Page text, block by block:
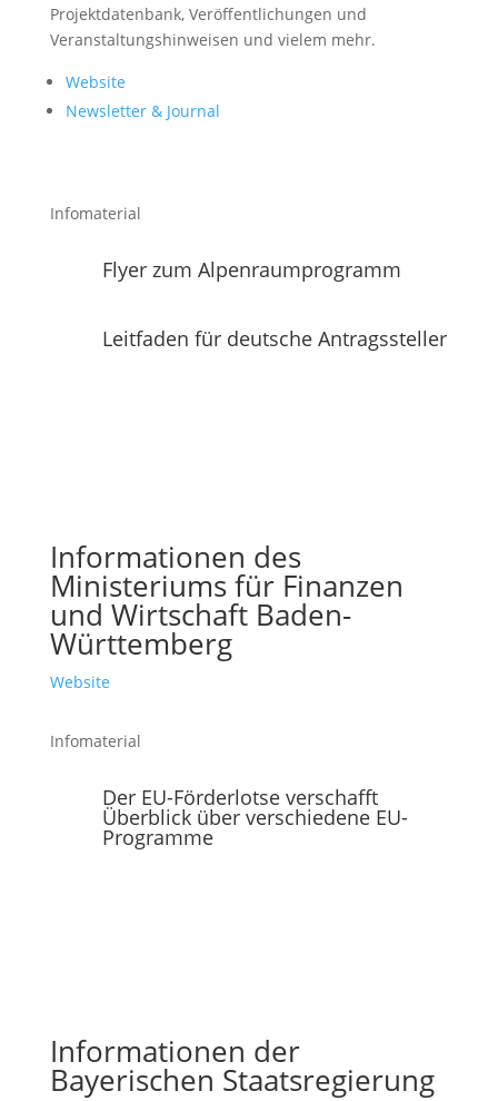
Projektdatenbank, Veröffentlichungen und
Veranstaltungshinweisen und vielem mehr.
Website
Newsletter & Journal
Infomaterial
Flyer zum Alpenraumprogramm
Leitfaden für deutsche Antragssteller
Informationen des
Ministeriums für Finanzen
und Wirtschaft Baden-
Württemberg
Website
Infomaterial
Der EU-Förderlotse verschafft
Überblick über verschiedene EU-
Programme
Informationen der
Bayerischen Staatsregierung